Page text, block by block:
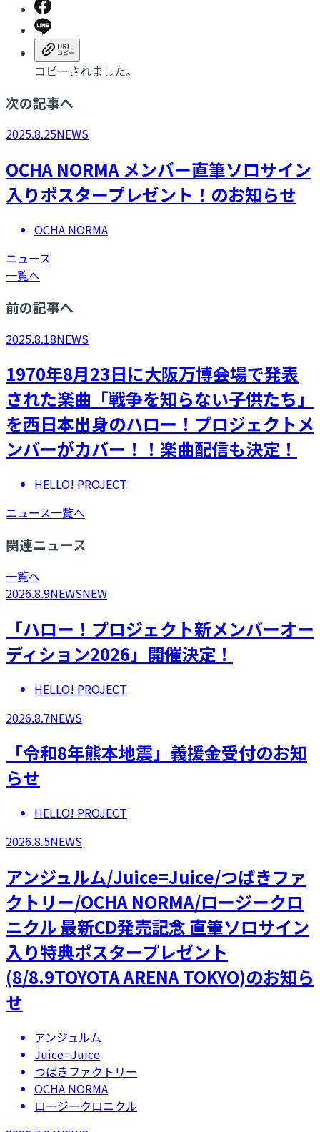
コピーされました。
次の記事へ
2025.8.25NEWS
OCHA NORMA メンバー直筆ソロサイン
入りポスタープレゼント！のお知らせ
OCHA NORMA
ニュース
一覧へ
前の記事へ
2025.8.18NEWS
1970年8月23日に大阪万博会場で発表
された楽曲「戦争を知らない子供たち」
を西日本出身のハロー！プロジェクトメ
ンバーがカバー！！楽曲配信も決定！
HELLO! PROJECT
ニュース一覧へ
関連ニュース
一覧へ
2026.8.9NEWSNEW
「ハロー！プロジェクト新メンバーオー
ディション2026」開催決定！
HELLO! PROJECT
2026.8.7NEWS
「令和8年熊本地震」義援金受付のお知
らせ
HELLO! PROJECT
2026.8.5NEWS
アンジュルム/Juice=Juice/つばきファ
クトリー/OCHA NORMA/ロージークロ
ニクル 最新CD発売記念 直筆ソロサイン
入り特典ポスタープレゼント
(8/8.9TOYOTA ARENA TOKYO)のお知ら
せ
アンジュルム
Juice=Juice
つばきファクトリー
OCHA NORMA
ロージークロニクル